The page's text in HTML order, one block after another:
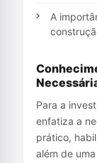
A
Para a
enfatiza a
prático,
além de